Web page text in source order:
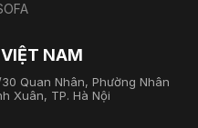
NAM
Quan Nhân, Phường Nhân
Xuân, TP. Hà Nội